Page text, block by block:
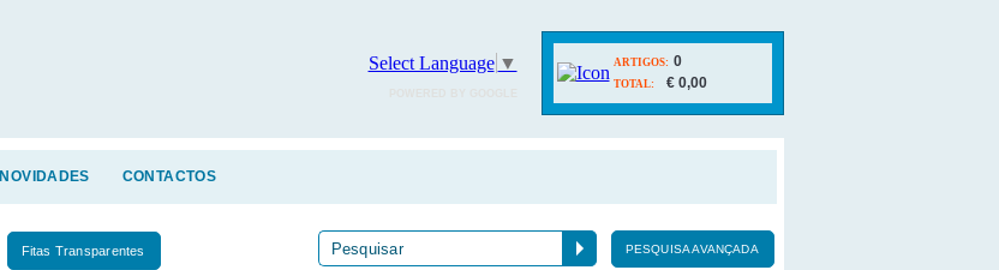
Select Language ▼ ARTIGOS: 0
TOTAL: € 0,00
NOVIDADES CONTACTOS
Fitas Transparentes PESQUISA AVANÇADA